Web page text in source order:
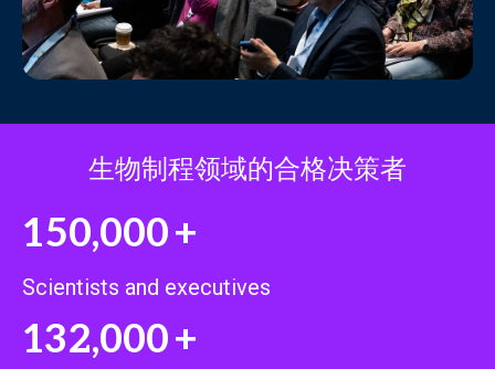
生物制程领域的合格决策者
150,000+
Scientists and executives
132,000+